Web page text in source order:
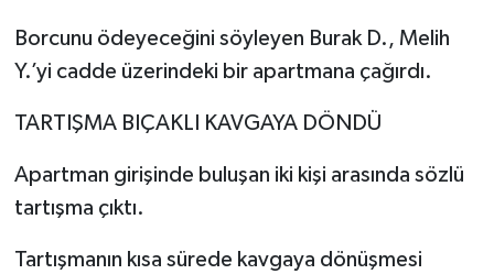
Borcunu ödeyeceğini söyleyen Burak D., Melih
Y.’yi cadde üzerindeki bir apartmana çağırdı.
TARTIŞMA BIÇAKLI KAVGAYA DÖNDÜ
Apartman girişinde buluşan iki kişi arasında sözlü
tartışma çıktı.
Tartışmanın kısa sürede kavgaya dönüşmesi